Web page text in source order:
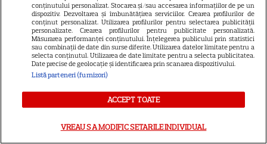
conținutului personalizat. Stocarea și/sau accesarea informațiilor de pe un
dispozitiv. Dezvoltarea și îmbunătățirea serviciilor. Crearea profilurilor de
conținut personalizat. Utilizarea profilurilor pentru selectarea publicității
personalizate. Crearea profilurilor pentru publicitate personalizată.
Măsurarea performanței conținutului. Înțelegerea publicului prin statistici
sau combinații de date din surse diferite. Utilizarea datelor limitate pentru a
selecta conținutul. Utilizarea de date limitate pentru a selecta publicitatea.
Date precise de geolocație și identificarea prin scanarea dispozitivului.
Listă parteneri (furnizori)
ACCEPT TOATE
VREAU SA MODIFIC SETARILE INDIVIDUAL